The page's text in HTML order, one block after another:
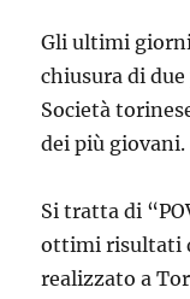
Gli ultimi
chiusura di
Società
dei più giovani.
Si tratta di
ottimi risultati
realizzato a